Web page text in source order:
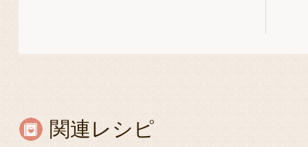
関連レシピ